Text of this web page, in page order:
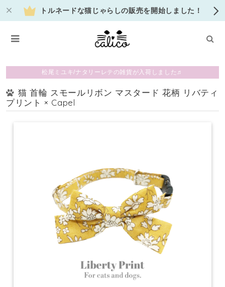
トルネードな猫じゃらしの販売を開始しました！
松尾ミユキ/ナタリーレテの雑貨が入荷しました♬
猫 首輪 スモールリボン マスタード 花柄 リバティ
プリント × Capel